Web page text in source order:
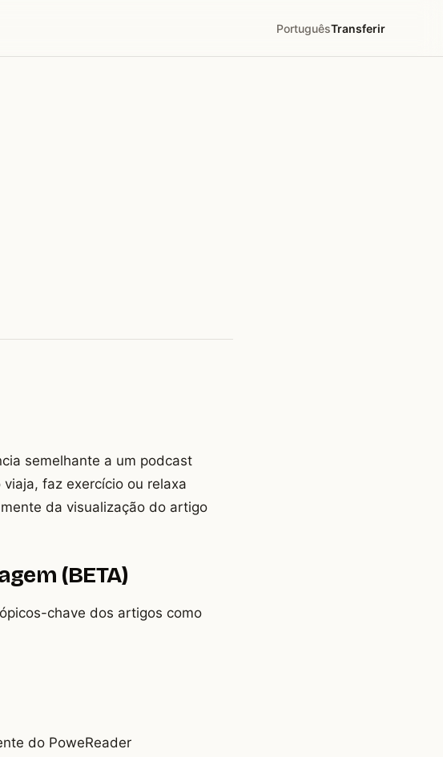
PortuguêsTransferir
semelhante a um podcast
faz exercício ou relaxa
da visualização do artigo
(BETA)
chave dos artigos como
do PoweReader